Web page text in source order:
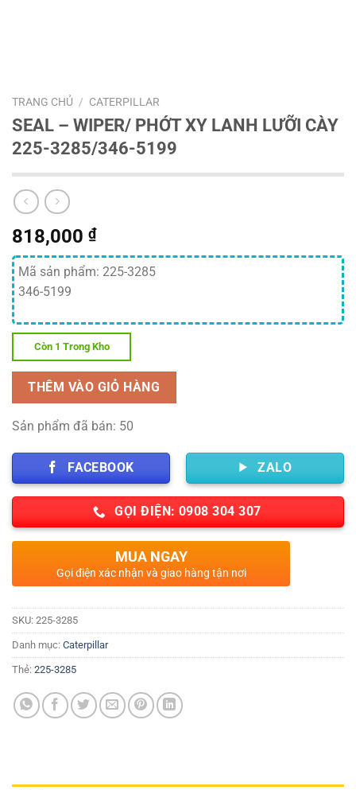
TRANG CHỦ / CATERPILLAR
SEAL – WIPER/ PHỚT XY LANH LƯỠI CÀY
225-3285/346-5199
818,000 ₫
Mã sản phẩm: 225-3285
346-5199
Còn 1 Trong Kho
THÊM VÀO GIỎ HÀNG
Sản phẩm đã bán: 50
FACEBOOK ZALO
GỌI ĐIỆN: 0908 304 307
MUA NGAY
Gọi điện xác nhận và giao hàng tận nơi
SKU: 225-3285
Danh mục: Caterpillar
Thẻ: 225-3285